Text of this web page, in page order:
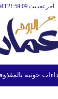
آخر تحديث GMT21:59:09